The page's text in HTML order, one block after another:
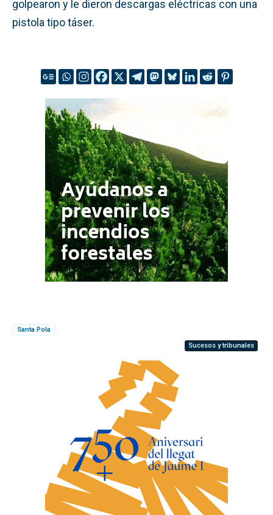
golpearon y le dieron descargas eléctricas con una
pistola tipo táser.
Santa Pola
Sucesos y tribunales